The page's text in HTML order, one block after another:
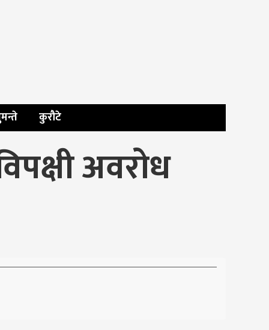
कुरौटे
अवरोध